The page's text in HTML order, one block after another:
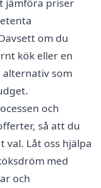
jämföra priser
om du
kök eller en
alternativ som
och
så att du
Låt oss hjälpa
med
och